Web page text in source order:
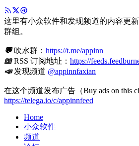
这里有小众软件和发现频道的内容更
群组。
💬吹水群： https://t.me/appinn
📖RSS 订阅地址： https://
📣发现频道 @appinnfaxian
在这个频道发布广告（Buy ads on this
https://telega.io/c/appinnfeed
Home
小众软件
频道